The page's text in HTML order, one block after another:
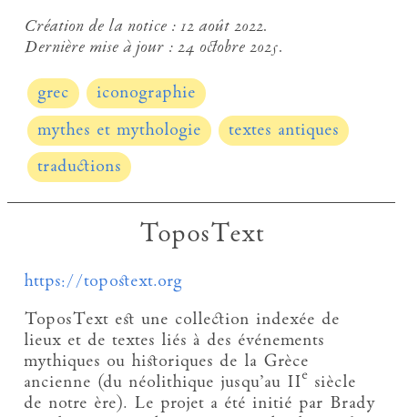
Création de la notice :12 août 2022.
Dernière mise à jour :24 octobre 2025.
grec
iconographie
mythes et mythologie
textes antiques
traductions
ToposText
https://topostext.org
ToposText est une collection indexée de
lieux et de textes liés à des événements
mythiques ou historiques de la Grèce
ancienne (du néolithique jusqu’au IIe siècle
de notre ère). Le projet a été initié par Brady